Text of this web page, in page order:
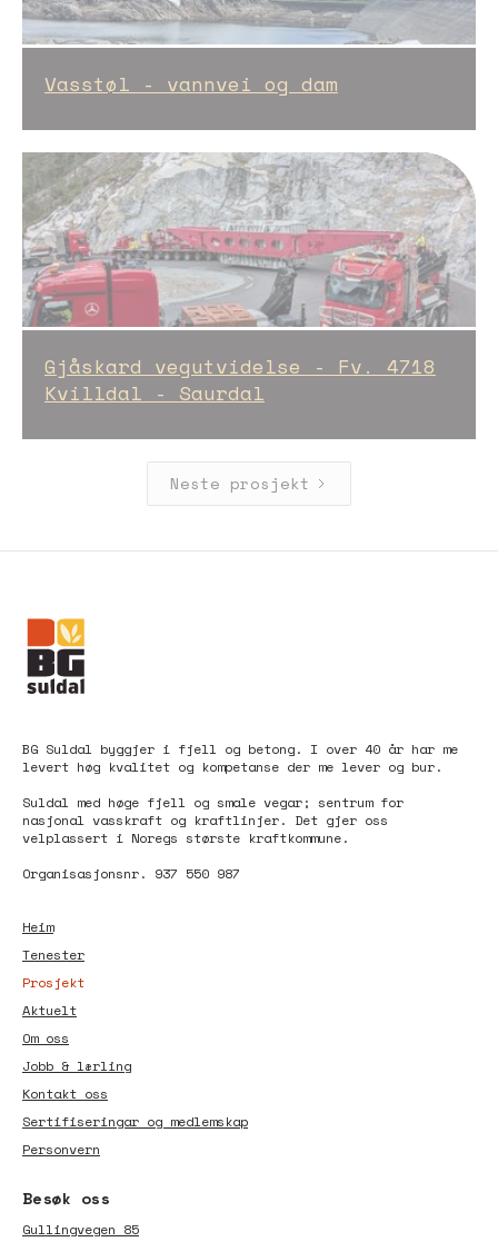
Vasstøl - vannvei og dam
Gjåskard vegutvidelse - Fv. 4718
Kvilldal - Saurdal
Neste prosjekt
BG Suldal byggjer i fjell og betong. I over 40 år har me
levert høg kvalitet og kompetanse der me lever og bur.
Suldal med høge fjell og smale vegar; sentrum for
nasjonal vasskraft og kraftlinjer. Det gjer oss
velplassert i Noregs største kraftkommune.
Organisasjonsnr. 937 550 987
Heim
Tenester
Prosjekt
Aktuelt
Om oss
Jobb & lærling
Kontakt oss
Sertifiseringar og medlemskap
Personvern
Besøk oss
Gullingvegen 85